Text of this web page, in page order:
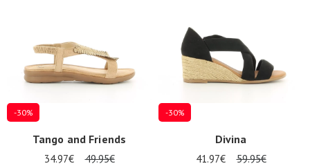
-30%
Tango and Friends
34.97€ 49.95€
-30%
Divina
41.97€ 59.95€